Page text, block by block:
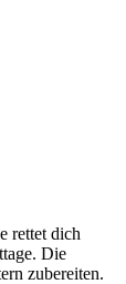
rettet dich
Die
zubereiten.